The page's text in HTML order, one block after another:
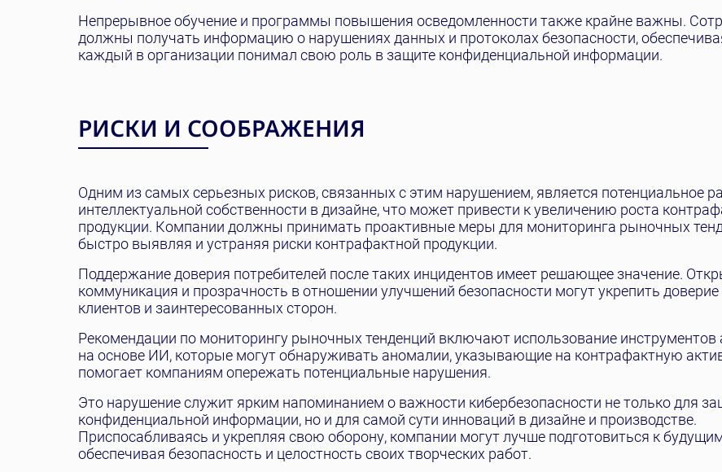
Непрерывное обучение и программы повышения осведомленности также крайне важны.
должны получать информацию о нарушениях данных и протоколах безопасности,
каждый в организации понимал свою роль в защите конфиденциальной информации.
РИСКИ И СООБРАЖЕНИЯ
Одним из самых серьезных рисков, связанных с этим нарушением, является потенциальное
интеллектуальной собственности в дизайне, что может привести к увеличению роста
продукции. Компании должны принимать проактивные меры для мониторинга рыночных
быстро выявляя и устраняя риски контрафактной продукции.
Поддержание доверия потребителей после таких инцидентов имеет решающее значение.
коммуникация и прозрачность в отношении улучшений безопасности могут укрепить
клиентов и заинтересованных сторон.
Рекомендации по мониторингу рыночных тенденций включают использование инструментов
на основе ИИ, которые могут обнаруживать аномалии, указывающие на контрафактную
помогает компаниям опережать потенциальные нарушения.
Это нарушение служит ярким напоминанием о важности кибербезопасности не только для
конфиденциальной информации, но и для самой сути инноваций в дизайне и производстве.
Приспосабливаясь и укрепляя свою оборону, компании могут лучше подготовиться к
обеспечивая безопасность и целостность своих творческих работ.